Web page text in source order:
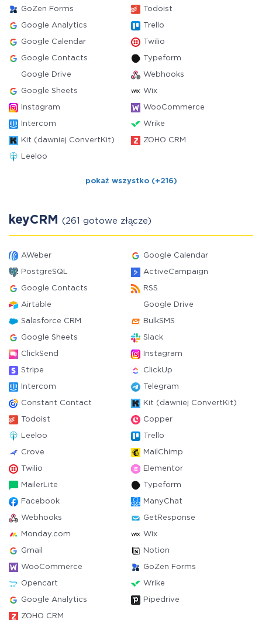
GoZen Forms Todoist
Google Analytics Trello
Google Calendar Twilio
Google Contacts Typeform
Google Drive Webhooks
Google Sheets Wix
Instagram WooCommerce
Intercom Wrike
Kit (dawniej ConvertKit) ZOHO CRM
Leeloo
pokaż wszystko (+216)
keyCRM (261 gotowe złącze)
AWeber Google Calendar
PostgreSQL ActiveCampaign
Google Contacts RSS
Airtable Google Drive
Salesforce CRM BulkSMS
Google Sheets Slack
ClickSend Instagram
Stripe ClickUp
Intercom Telegram
Constant Contact Kit (dawniej ConvertKit)
Todoist Copper
Leeloo Trello
Crove MailChimp
Twilio Elementor
MailerLite Typeform
Facebook ManyChat
Webhooks GetResponse
Monday.com Wix
Gmail Notion
WooCommerce GoZen Forms
Opencart Wrike
Google Analytics Pipedrive
ZOHO CRM